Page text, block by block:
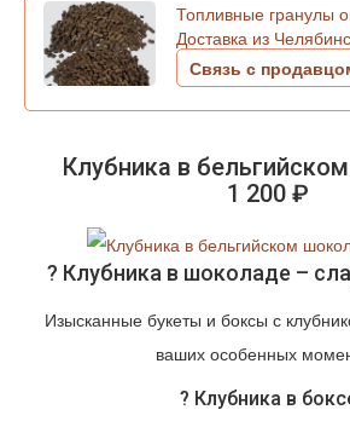
Топливные гранулы
Доставка из
Связь с
Клубника в
1 200 ₽
? Клубника в шоколаде –
Изысканные букеты и боксы с
ваших особенных
? Клубника в